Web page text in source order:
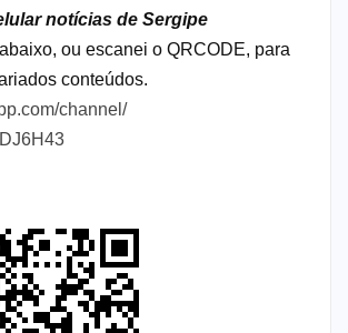
notícias de Sergipe
ou escanei o QRCODE, para
conteúdos.
channel/